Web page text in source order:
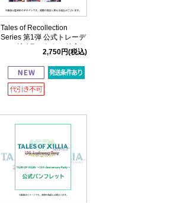
Tales of Recollection
Series 第1弾 公式トレーデ
ィングイラストカード Aセ
2,750円(税込)